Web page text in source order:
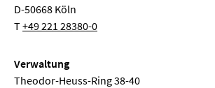
D-50668 Köln
T+49 221 28380-0
Verwaltung
Theodor-Heuss-Ring 38-40